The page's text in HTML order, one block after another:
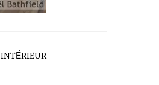
INTÉRIEUR